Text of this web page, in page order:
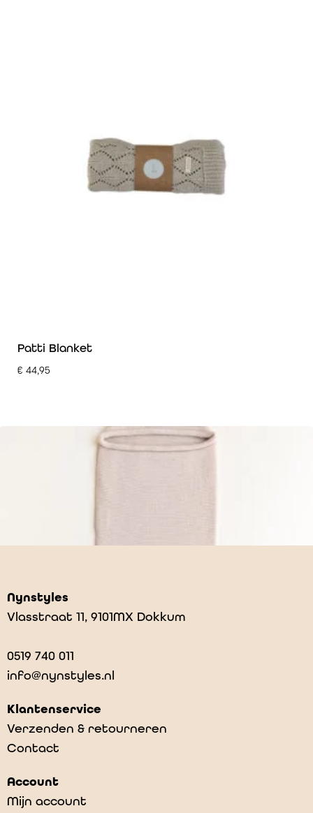
Patti Blanket
€ 44,95
€75,95
Nynstyles
Vlasstraat 11, 9101MX Dokkum
0519 740 011
info@nynstyles.nl
Klantenservice
Verzenden & retourneren
Contact
Account
Mijn account